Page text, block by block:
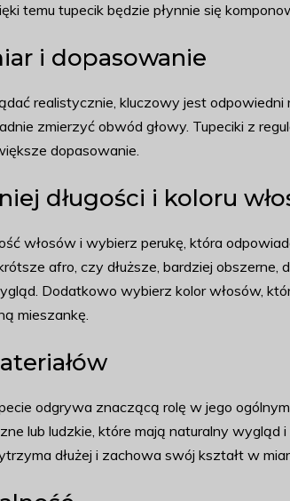
temu tupecik będzie płynnie się
i dopasowanie
realistycznie, kluczowy jest odpowiedni
zmierzyć obwód głowy. Tupeciki z
dopasowanie.
długości i koloru
włosów i wybierz perukę, która
afro, czy dłuższe, bardziej obszerne,
Dodatkowo wybierz kolor włosów,
mieszankę.
odgrywa znaczącą rolę w jego
lub ludzkie, które mają naturalny wygląd
dłużej i zachowa swój kształt w